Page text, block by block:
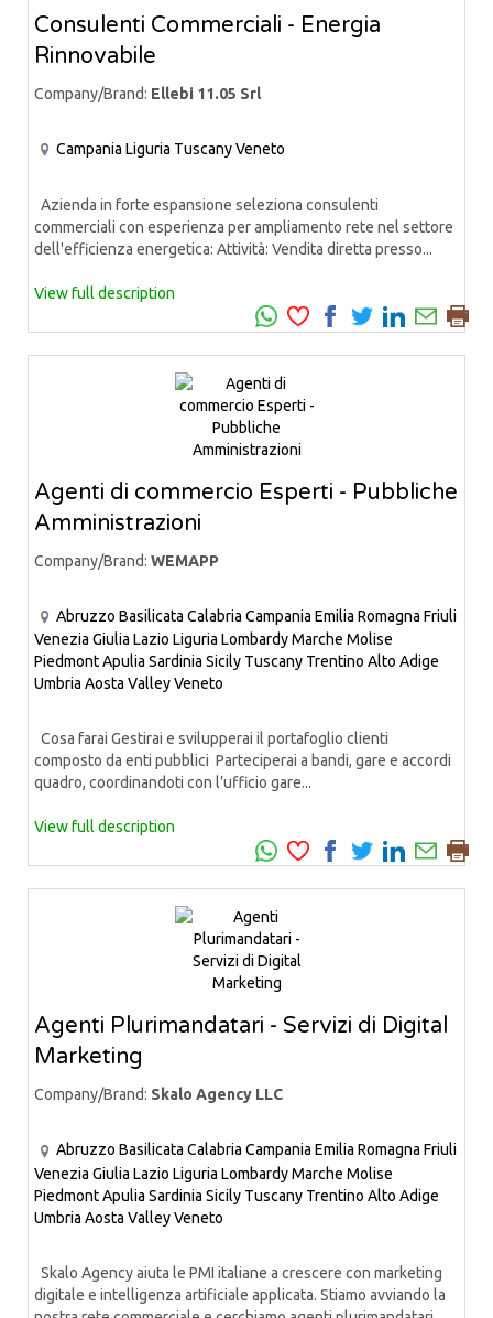
Consulenti Commerciali - Energia
Rinnovabile
Company/Brand: Ellebi 11.05 Srl
Campania Liguria TuscanyVeneto
Azienda in forte espansione seleziona consulenti
commerciali con esperienza per ampliamento rete nel settore
dell'efficienza energetica: Attività: Vendita diretta presso...
View full description
Agenti di commercio Esperti - Pubbliche
Amministrazioni
Company/Brand: WEMAPP
Abruzzo Basilicata Calabria Campania Emilia Romagna Friuli
Venezia Giulia Lazio Liguria LombardyMarche Molise
PiedmontApulia Sardinia Sicily Tuscany Trentino Alto Adige
Umbria Aosta ValleyVeneto
Cosa farai Gestirai e svilupperai il portafoglio clienti
composto da enti pubblici Parteciperai a bandi, gare e accordi
quadro, coordinandoti con l’ufficio gare...
View full description
Agenti Plurimandatari - Servizi di Digital
Marketing
Company/Brand: Skalo Agency LLC
Abruzzo Basilicata Calabria Campania Emilia Romagna Friuli
Venezia Giulia Lazio Liguria LombardyMarche Molise
PiedmontApulia Sardinia Sicily Tuscany Trentino Alto Adige
Umbria Aosta ValleyVeneto
Skalo Agency aiuta le PMI italiane a crescere con marketing
digitale e intelligenza artificiale applicata. Stiamo avviando la